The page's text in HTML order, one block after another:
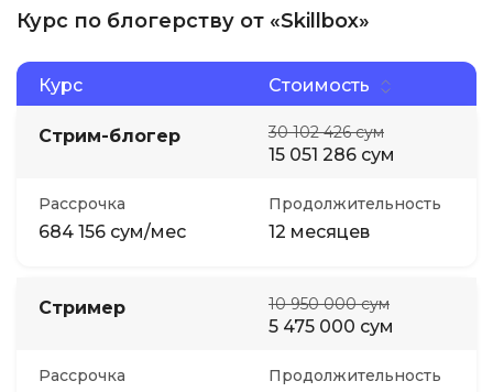
Курс по блогерству от «Skillbox»
Курс Стоимость
Стрим-блогер 30 102 426 сум
15 051 286 сум
Рассрочка
684 156 сум/мес
Продолжительность
12 месяцев
Стример 10 950 000 сум
5 475 000 сум
Рассрочка Продолжительность